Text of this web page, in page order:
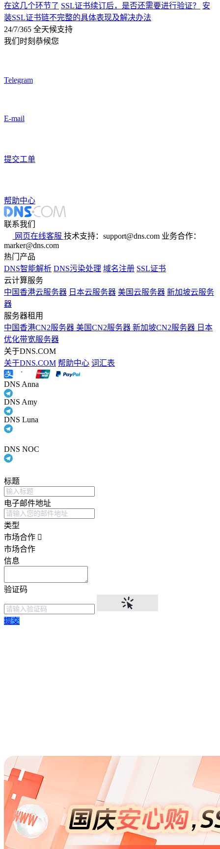
在这几个环节了 SSL证书续订后，是否还需要进行验证？
安
装SSL证书链不完整的具体表现及解决办法
24/7/365 全天候支持
我们时刻恭候您
Telegram
E-mail
提交工单
帮助中心
联系我们
网页在线客服 技术支持：support@dns.com 业务合作：
marker@dns.com
热门产品
DNS智能解析 DNS污染处理 域名注册 SSL证书
云计算服务
中国香港云服务器 日本云服务器 美国云服务器 新加坡云服务
器
服务器租用
中国香港CN2服务器 美国CN2服务器 新加坡CN2服务器 日本
优化带宽服务器
关于DNS.COM
关于DNS.COM 帮助中心 词汇表
DNS Anna
DNS Amy
DNS Luna
DNS NOC
标题
电子邮件地址
类型
市场合作
市场合作
信息
验证码
提交